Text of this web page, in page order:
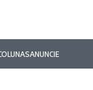
ANUNCIE